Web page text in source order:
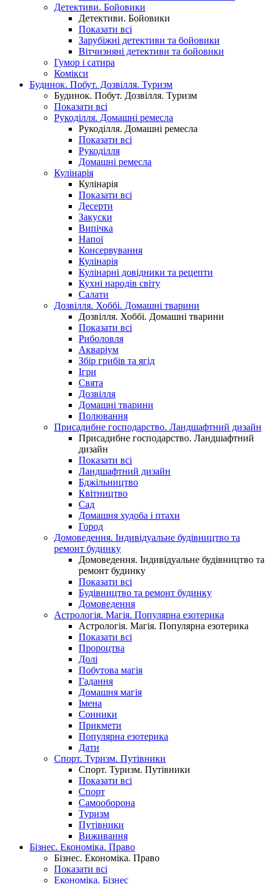
Детективи. Бойовики
Детективи. Бойовики
Показати всі
Зарубіжні детективи та бойовики
Вітчизняні детективи та бойовики
Гумор і сатира
Комікси
Будинок. Побут. Дозвілля. Туризм
Будинок. Побут. Дозвілля. Туризм
Показати всі
Рукоділля. Домашні ремесла
Рукоділля. Домашні ремесла
Показати всі
Рукоділля
Домашні ремесла
Кулінарія
Кулінарія
Показати всі
Десерти
Закуски
Випічка
Напої
Консервування
Кулінарія
Кулінарні довідники та рецепти
Кухні народів світу
Салати
Дозвілля. Хоббі. Домашні тварини
Дозвілля. Хоббі. Домашні тварини
Показати всі
Риболовля
Акваріум
Збір грибів та ягід
Ігри
Свята
Дозвілля
Домашні тварини
Полювання
Присадибне господарство. Ландшафтний дизайн
Присадибне господарство. Ландшафтний
дизайн
Показати всі
Ландшафтний дизайн
Бджільництво
Квітництво
Сад
Домашня худоба і птахи
Город
Домоведення. Індивідуальне будівництво та
ремонт будинку
Домоведення. Індивідуальне будівництво та
ремонт будинку
Показати всі
Будівництво та ремонт будинку
Домоведення
Астрологія. Магія. Популярна езотерика
Астрологія. Магія. Популярна езотерика
Показати всі
Пророцтва
Долі
Побутова магія
Гадання
Домашня магія
Імена
Сонники
Прикмети
Популярна езотерика
Дати
Спорт. Туризм. Путівники
Спорт. Туризм. Путівники
Показати всі
Спорт
Самооборона
Туризм
Путівники
Виживання
Бізнес. Економіка. Право
Бізнес. Економіка. Право
Показати всі
Економіка. Бізнес